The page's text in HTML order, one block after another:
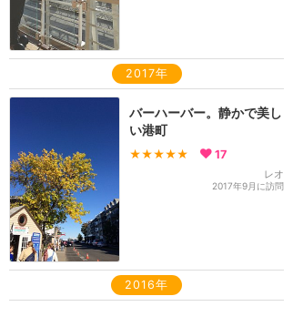
2017年
バーハーバー。静かで美し
い港町
★★★★★ 17
レオ
2017年9月に訪問
2016年